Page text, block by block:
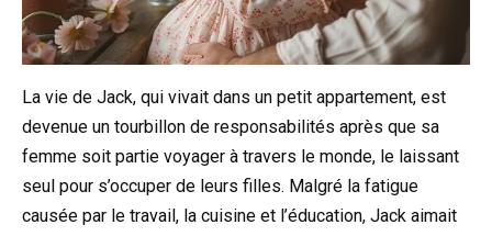
La vie de Jack, qui vivait dans un petit appartement, est
devenue un tourbillon de responsabilités après que sa
femme soit partie voyager à travers le monde, le laissant
seul pour s’occuper de leurs filles. Malgré la fatigue
causée par le travail, la cuisine et l’éducation, Jack aimait